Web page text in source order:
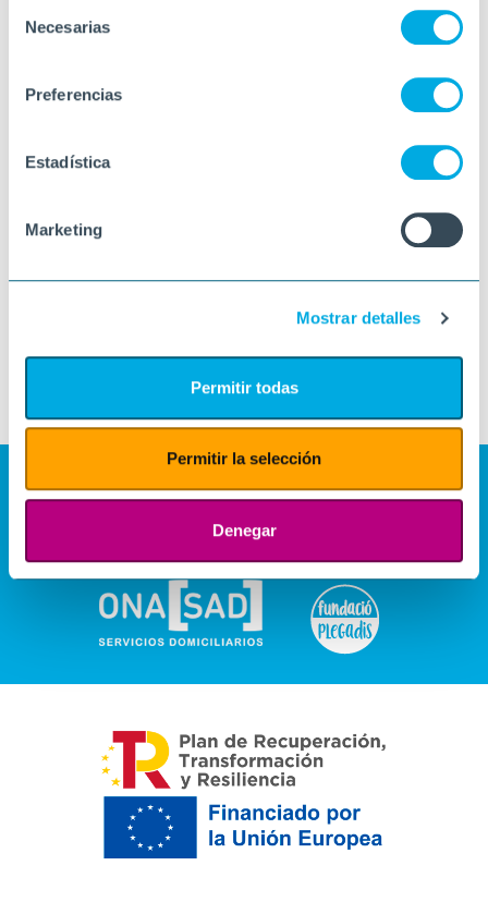
Necesarias
Preferencias
Estadística
Marketing
Mostrar detalles
Permitir todas
Permitir la selección
Denegar